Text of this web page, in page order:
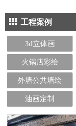
工程案例
3d立体画
火锅店彩绘
外墙公共墙绘
油画定制